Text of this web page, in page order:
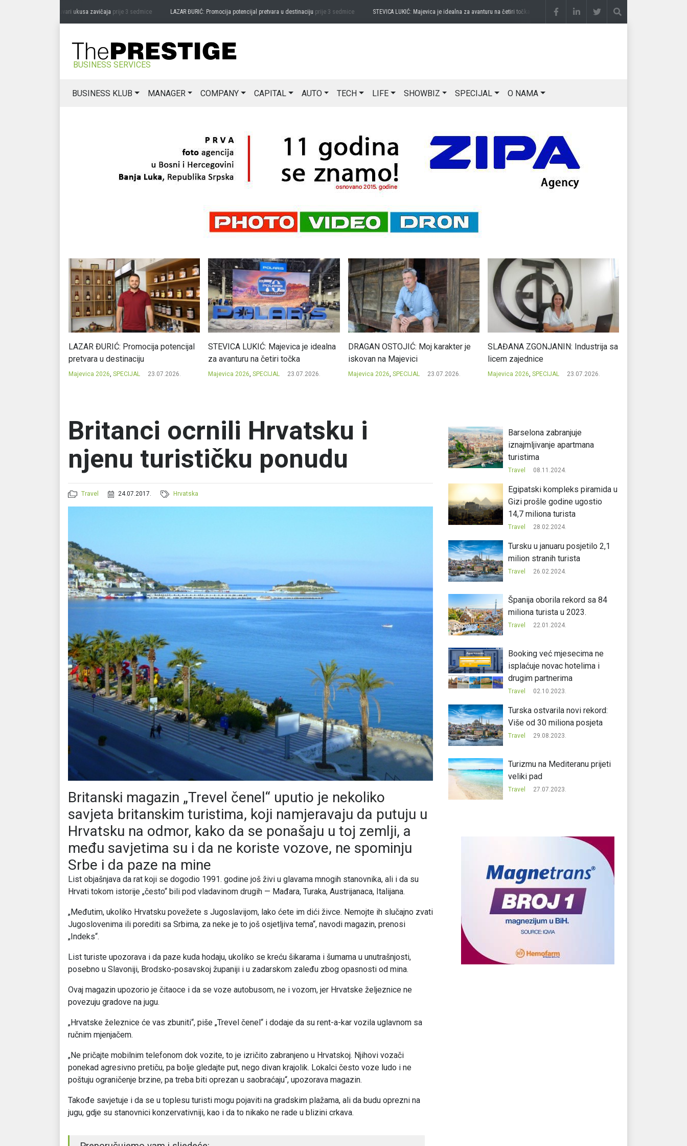
MIĆANOVIĆ: Čuvari ukusa zavičajaprije 3 sedmice LAZAR ĐURIĆ: Promocija potencijal pretvara u destinacijuprije 3 sedmice STEVICA LUKIĆ: Majevica je idealna za avanturu na četiri točkaprije 3 sedmice DRAGAN OSTOJIĆ: Moj karakter je
BUSINESS SERVICES
BUSINESS KLUB MANAGER COMPANY CAPITAL AUTO TECH LIFE SHOWBIZ SPECIJAL O NAMA
LAZAR ĐURIĆ: Promocija potencijal
pretvara u destinaciju
Majevica 2026, SPECIJAL 23.07.2026.
STEVICA LUKIĆ: Majevica je idealna
za avanturu na četiri točka
Majevica 2026, SPECIJAL 23.07.2026.
DRAGAN OSTOJIĆ: Moj karakter je
iskovan na Majevici
Majevica 2026, SPECIJAL 23.07.2026.
SLAĐANA ZGONJANIN: Industrija sa
licem zajednice
Majevica 2026, SPECIJAL 23.07.2026.
Britanci ocrnili Hrvatsku i
njenu turističku ponudu
Travel 24.07.2017. Hrvatska
Britanski magazin „Trevel čenel“ uputio je nekoliko
savjeta britanskim turistima, koji namjeravaju da putuju u
Hrvatsku na odmor, kako da se ponašaju u toj zemlji, a
među savjetima su i da ne koriste vozove, ne spominju
Srbe i da paze na mine
List objašnjava da rat koji se dogodio 1991. godine još živi u glavama mnogih stanovnika, ali i da su
Hrvati tokom istorije „često“ bili pod vladavinom drugih — Mađara, Turaka, Austrijanaca, Italijana.
„Međutim, ukoliko Hrvatsku povežete s Jugoslavijom, lako ćete im dići živce. Nemojte ih slučajno zvati
Jugoslovenima ili porediti sa Srbima, za neke je to još osjetljiva tema“, navodi magazin, prenosi
„Indeks“.
List turiste upozorava i da paze kuda hodaju, ukoliko se kreću šikarama i šumama u unutrašnjosti,
posebno u Slavoniji, Brodsko-posavskoj županiji i u zadarskom zaleđu zbog opasnosti od mina.
Ovaj magazin upozorio je čitaoce i da se voze autobusom, ne i vozom, jer Hrvatske željeznice ne
povezuju gradove na jugu.
„Hrvatske železnice će vas zbuniti“, piše „Trevel čenel“ i dodaje da su rent-a-kar vozila uglavnom sa
ručnim mjenjačem.
„Ne pričajte mobilnim telefonom dok vozite, to je izričito zabranjeno u Hrvatskoj. Njihovi vozači
ponekad agresivno pretiču, pa bolje gledajte put, nego divan krajolik. Lokalci često voze ludo i ne
poštuju ograničenje brzine, pa treba biti oprezan u saobraćaju“, upozorava magazin.
Takođe savjetuje i da se u toplesu turisti mogu pojaviti na gradskim plažama, ali da budu oprezni na
jugu, gdje su stanovnici konzervativniji, kao i da to nikako ne rade u blizini crkava.
Barselona zabranjuje
iznajmljivanje apartmana
turistima
Travel 08.11.2024.
Egipatski kompleks piramida u
Gizi prošle godine ugostio
14,7 miliona turista
Travel 28.02.2024.
Tursku u januaru posjetilo 2,1
milion stranih turista
Travel 26.02.2024.
Španija oborila rekord sa 84
miliona turista u 2023.
Travel 22.01.2024.
Booking već mjesecima ne
isplaćuje novac hotelima i
drugim partnerima
Travel 02.10.2023.
Turska ostvarila novi rekord:
Više od 30 miliona posjeta
Travel 29.08.2023.
Turizmu na Mediteranu prijeti
veliki pad
Travel 27.07.2023.